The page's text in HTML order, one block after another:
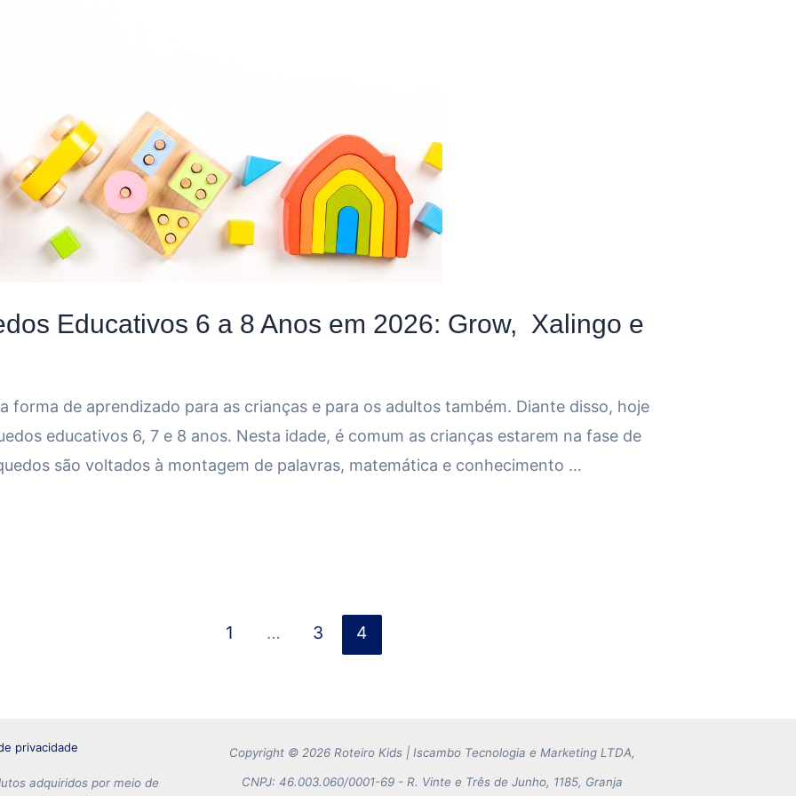
Educativos 6 a 8 Anos em 2026: Grow, Xalingo e
forma de aprendizado para as crianças e para os adultos também. Diante disso, hoje
educativos 6, 7 e 8 anos. Nesta idade, é comum as crianças estarem na fase de
são voltados à montagem de palavras, matemática e conhecimento …
1 … 3 4
privacidade
adquiridos por meio de
Copyright © 2026 Roteiro Kids | Iscambo Tecnologia e Marketing LTDA,
CNPJ: 46.003.060/0001-69 - R. Vinte e Três de Junho, 1185, Granja